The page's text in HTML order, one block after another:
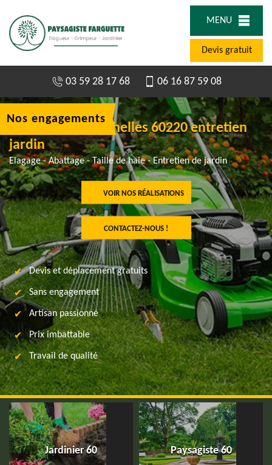
MENU
Devis gratuit
03 59 28 17 68 06 16 87 59 08
Jardinier à Gourchelles 60220 entretien
jardin
Elagage - Abattage - Taille de haie - Entretien de jardin
VOIR NOS RÉALISATIONS
CONTACTEZ-NOUS !
Nos engagements
Devis et déplacement gratuits
Sans engagement
Artisan passionné
Prix imbattable
Travail de qualité
Jardinier 60 Paysagiste 60